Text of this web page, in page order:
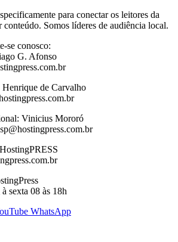
para conectar os leitores da
conteúdo. Somos líderes de audiência local.
se conosco:
G. Afonso
de Carvalho
Vinicius Mororó
sexta 08 às 18h
WhatsApp